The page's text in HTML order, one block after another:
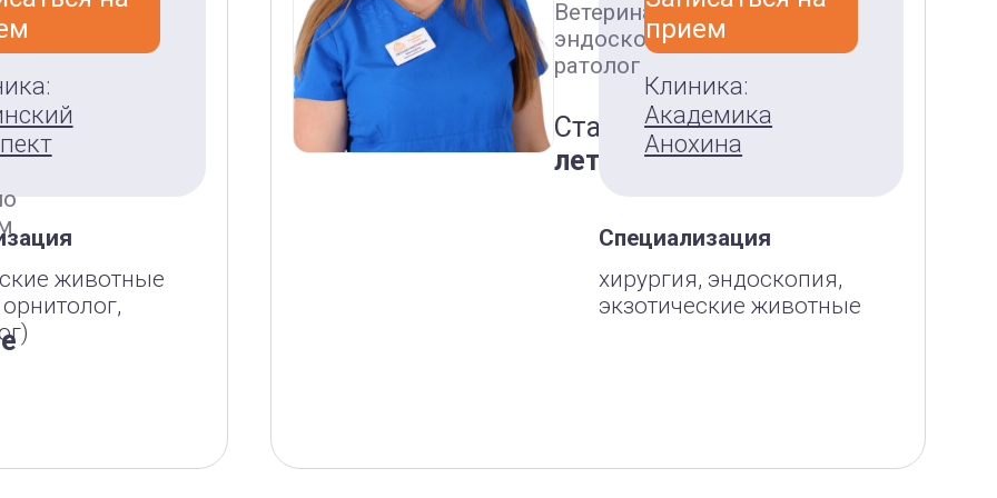
животные
Ветеринарный врач-
эндоскопист, хирург,
ратолог
Стаж:
более 19
лет
прием
Клиника:
Академика
Анохина
Специализация
хирургия, эндоскопия,
экзотические животные